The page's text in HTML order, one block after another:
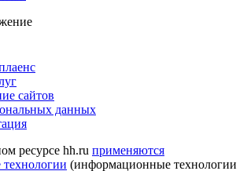
сайтов
данных
ресурсе hh.ru применяются
технологии (информационные технологии